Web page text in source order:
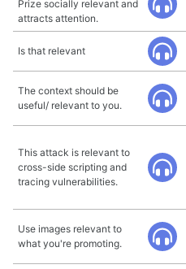
Prize socially relevant and
attracts attention.
Is that relevant
The context should be
useful/ relevant to you.
This attack is relevant to
cross-side scripting and
tracing vulnerabilities.
Use images relevant to
what you're promoting.